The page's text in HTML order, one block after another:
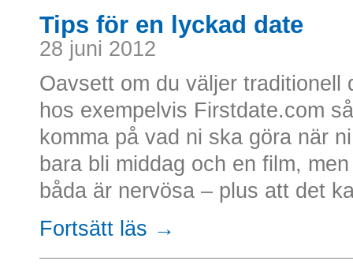
Tips för en lyckad date
28 juni 2012
Oavsett om du väljer traditionell
hos exempelvis Firstdate.com
komma på vad ni ska göra när
bara bli middag och en film,
båda är nervösa – plus att det
Fortsätt läs →